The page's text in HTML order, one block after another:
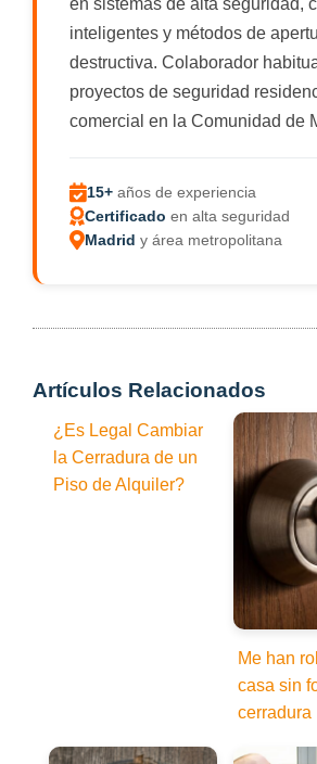
en sistemas de alta seguridad,
inteligentes y métodos de
destructiva. Colaborador
proyectos de seguridad
comercial en la Comunidad de
15+ años de experiencia
Certificado en alta seguridad
Madrid y área metropolitana
Artículos Relacionados
¿Es Legal Cambiar
la Cerradura de un
Piso de Alquiler?
Me han
casa sin
cerradura